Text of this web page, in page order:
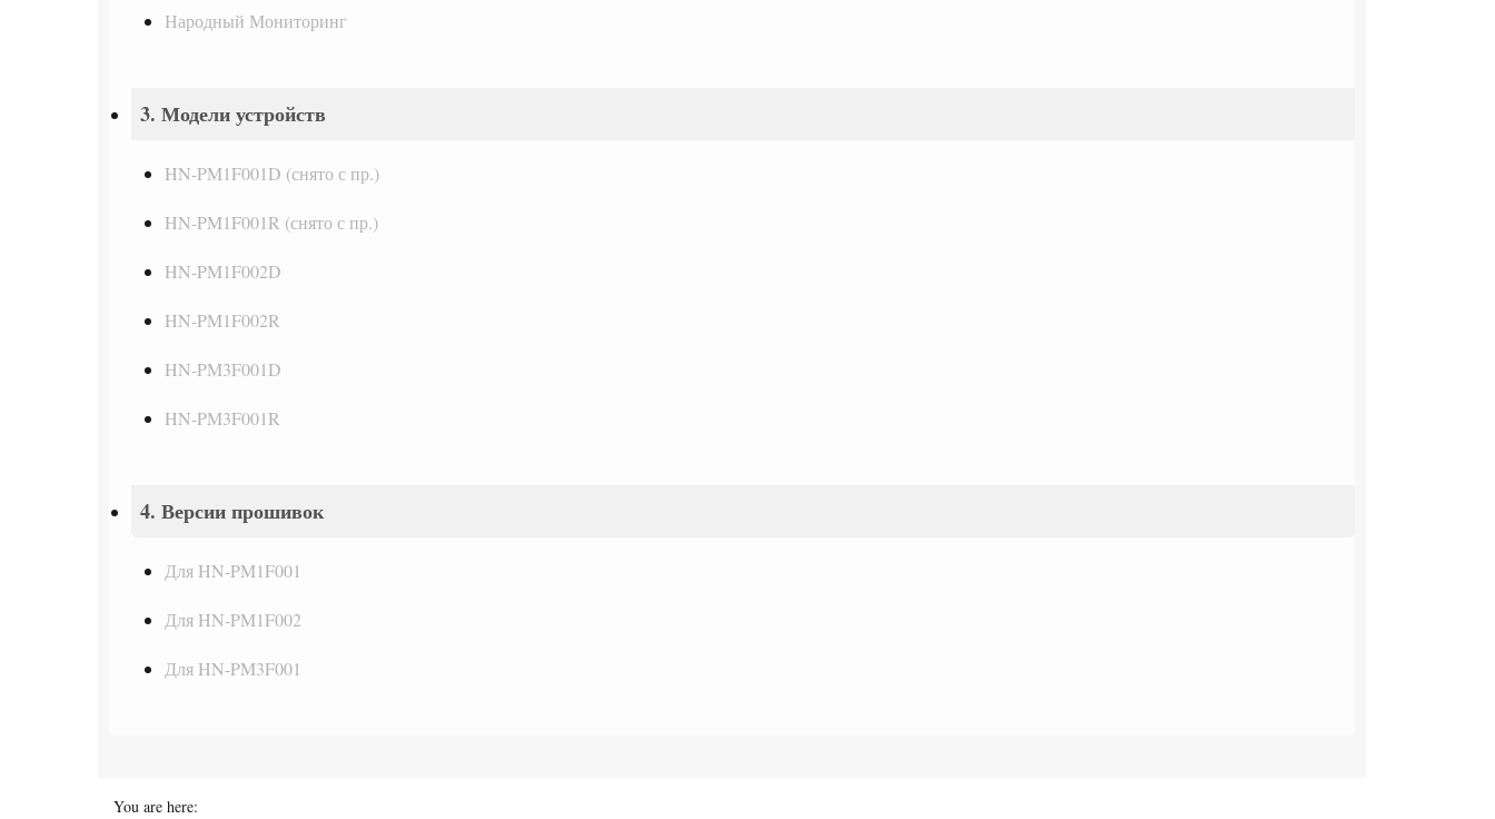
Народный Мониторинг
3. Модели устройств
HN-PM1F001D (снято с пр.)
HN-PM1F001R (снято с пр.)
HN-PM1F002D
HN-PM1F002R
HN-PM3F001D
HN-PM3F001R
4. Версии прошивок
Для HN-PM1F001
Для HN-PM1F002
Для HN-PM3F001
You are here: